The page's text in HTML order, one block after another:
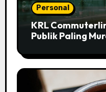
Personal
KRL
Publik Paling